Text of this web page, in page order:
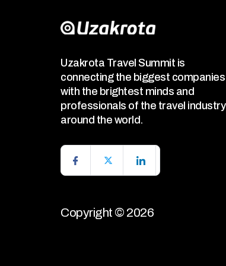
Uzakrota Travel Summit is
connecting the biggest companies
with the brightest minds and
professionals of the travel industry
around the world.
Copyright © 2026